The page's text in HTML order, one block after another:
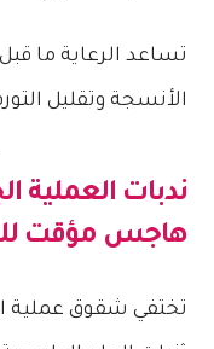
تساعد الرعاية ما
الأنسجة وتقليل
ندبات العملية
هاجس مؤقت
تختفي شقوق عملية